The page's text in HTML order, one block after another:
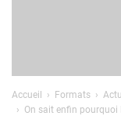
Accueil Formats
On sait enfin